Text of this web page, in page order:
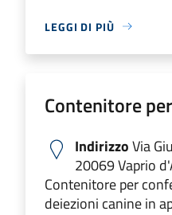
LEGGI DI PIÙ
Contenitore
IndirizzoVia
20069 Vaprio
Contenitore per
deiezioni canine in